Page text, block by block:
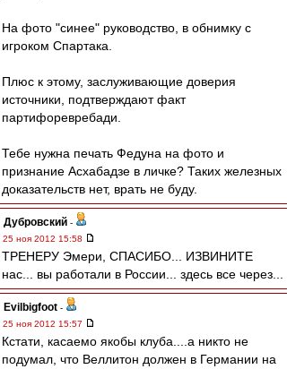
На фото "синее" руководство, в обнимку с
игроком Спартака.
Плюс к этому, заслуживающие доверия
источники, подтверждают факт
партифоревребади.
Тебе нужна печать Федуна на фото и
признание Асхабадзе в личке? Таких железных
доказательств нет, врать не буду.
Дубровский -
25 ноя 2012 15:58
ТРЕНЕРУ Эмери, СПАСИБО... ИЗВИНИТЕ
нас... вы работали в России... здесь все через...
Evilbigfoot -
25 ноя 2012 15:57
Кстати, касаемо якобы клуба....а никто не
подумал, что Веллитон должен в Германии на